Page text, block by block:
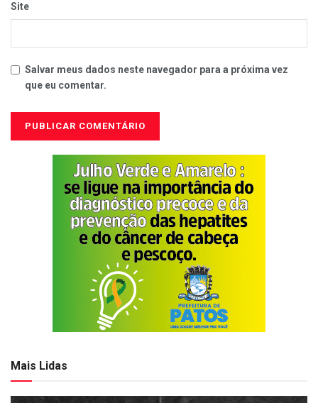
Site
Salvar meus dados neste navegador para a próxima vez
que eu comentar.
Mais Lidas